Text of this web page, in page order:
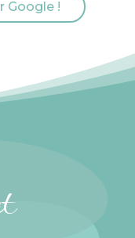
Google !